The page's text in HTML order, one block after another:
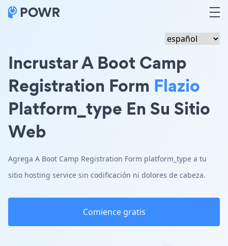
Incrustar A Boot Camp
Registration Form Flazio
Platform_type En Su Sitio
Web
Agrega A Boot Camp Registration Form platform_type a tu
sitio hosting service sin codificación ni dolores de cabeza.
Comience gratis